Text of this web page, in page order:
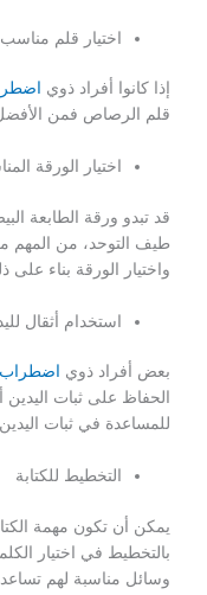
اختيار قلم مناسب
إذا كانوا أفراد ذوي
قلم الرصاص فمن
اختيار الورقة
قد تبدو ورقة الطابعة
طيف التوحد، من المهم
واختيار الورقة بناء على
استخدام أثقال
بعض أفراد ذوي اضطراب
الحفاظ على ثبات اليدين
للمساعدة في ثبات
التخطيط للكتابة
يمكن أن تكون مهمة
بالتخطيط في اختيار
وسائل مناسبة لهم